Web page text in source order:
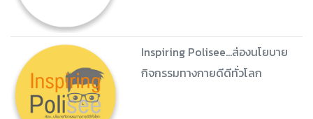
Inspiring Polisee...ส่องนโยบาย
กิจกรรมทางกายดีดีทั่วโลก